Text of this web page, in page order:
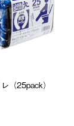
（25pack）